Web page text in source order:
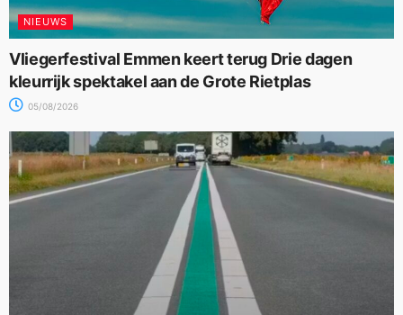
NIEUWS
Vliegerfestival Emmen keert terug Drie dagen
kleurrijk spektakel aan de Grote Rietplas
05/08/2026